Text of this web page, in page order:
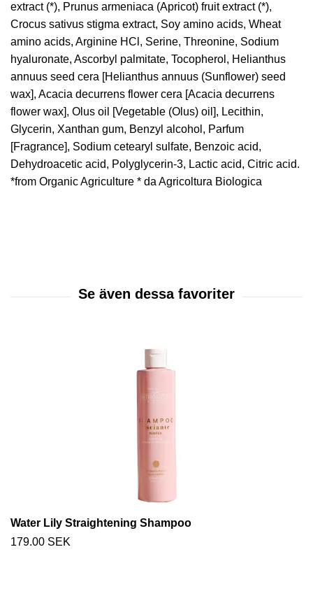
extract (*), Prunus armeniaca (Apricot) fruit extract (*),
Crocus sativus stigma extract, Soy amino acids, Wheat
amino acids, Arginine HCl, Serine, Threonine, Sodium
hyaluronate, Ascorbyl palmitate, Tocopherol, Helianthus
annuus seed cera [Helianthus annuus (Sunflower) seed
wax], Acacia decurrens flower cera [Acacia decurrens
flower wax], Olus oil [Vegetable (Olus) oil], Lecithin,
Glycerin, Xanthan gum, Benzyl alcohol, Parfum
[Fragrance], Sodium cetearyl sulfate, Benzoic acid,
Dehydroacetic acid, Polyglycerin-3, Lactic acid, Citric acid.
*from Organic Agriculture * da Agricoltura Biologica
Water Lily Straightening Shampoo
179.00 SEK